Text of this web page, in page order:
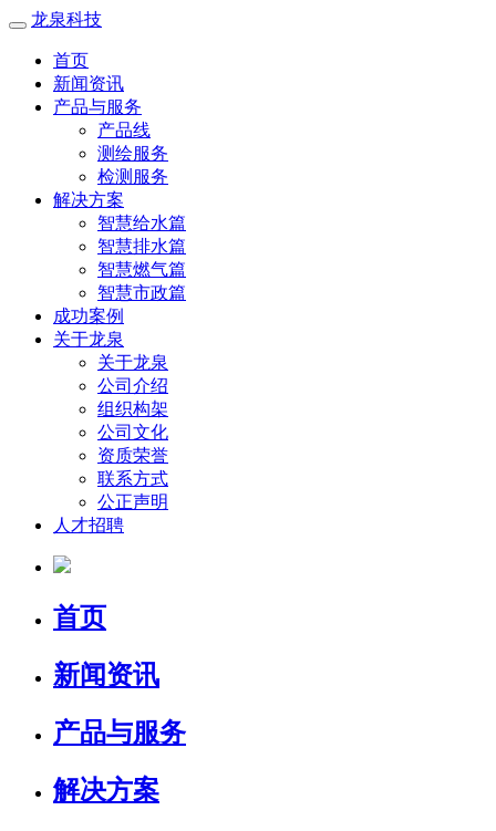
龙泉科技
首页
新闻资讯
产品与服务
产品线
测绘服务
检测服务
解决方案
智慧给水篇
智慧排水篇
智慧燃气篇
智慧市政篇
成功案例
关于龙泉
关于龙泉
公司介绍
组织构架
公司文化
资质荣誉
联系方式
公正声明
人才招聘
首页
新闻资讯
产品与服务
解决方案